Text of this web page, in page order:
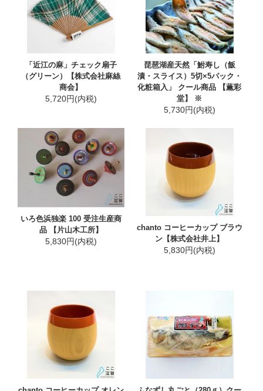
「近江の麻」チェック扇子
（グリーン）【株式会社麻絲
商会】
5,720円(内税)
琵琶湖産天然「鮒寿し（飯
漬・スライス）5切×5パック・
化粧箱入」 クール商品 【薫彩
堂】 ※
5,730円(内税)
いろ色浜独楽 100 受注生産商
品 【片山木工所】
5,830円(内税)
chanto コーヒーカップ ブラウ
ン【株式会社井上】
5,830円(内税)